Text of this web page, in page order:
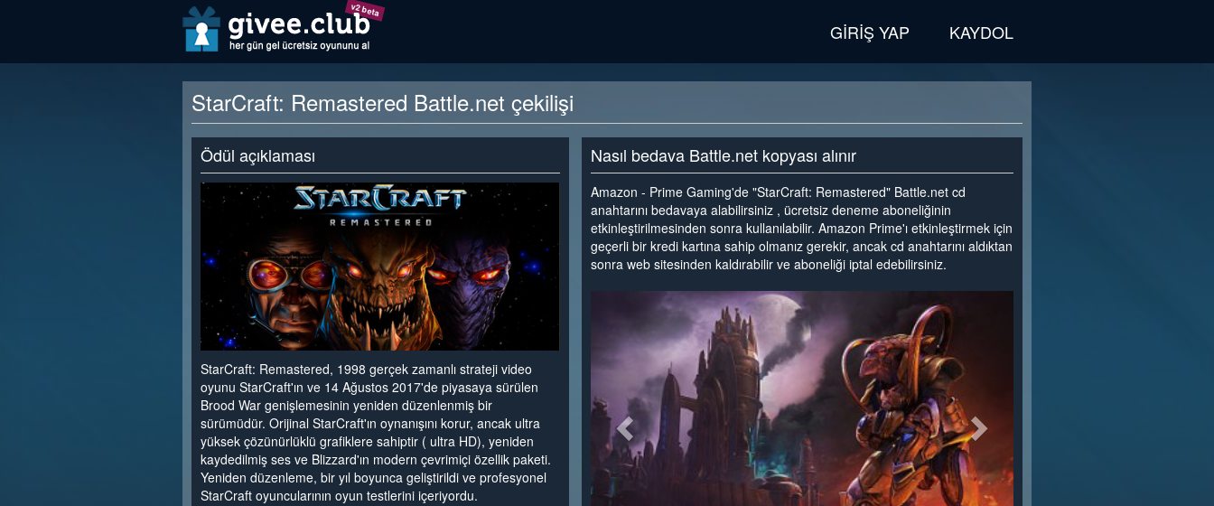
v2 beta
GIRIŞ YAP KAYDOL
StarCraft: Remastered Battle.net çekilişi
Ödül açıklaması
StarCraft: Remastered, 1998 gerçek zamanlı strateji video
oyunu StarCraft'ın ve 14 Ağustos 2017'de piyasaya sürülen
Brood War genişlemesinin yeniden düzenlenmiş bir
sürümüdür. Orijinal StarCraft'ın oynanışını korur, ancak ultra
yüksek çözünürlüklü grafiklere sahiptir ( ultra HD), yeniden
kaydedilmiş ses ve Blizzard'ın modern çevrimiçi özellik paketi.
Yeniden düzenleme, bir yıl boyunca geliştirildi ve profesyonel
StarCraft oyuncularının oyun testlerini içeriyordu.
Nasıl bedava Battle.net kopyası alınır
Amazon - Prime Gaming'de "StarCraft: Remastered" Battle.net cd
anahtarını bedavaya alabilirsiniz , ücretsiz deneme aboneliğinin
etkinleştirilmesinden sonra kullanılabilir. Amazon Prime'ı etkinleştirmek için
geçerli bir kredi kartına sahip olmanız gerekir, ancak cd anahtarını aldıktan
sonra web sitesinden kaldırabilir ve aboneliği iptal edebilirsiniz.